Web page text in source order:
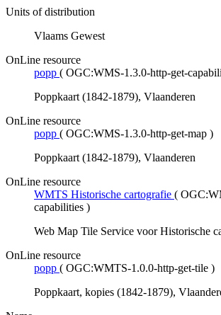
Units of distribution
Vlaams Gewest
OnLine resource
popp ( OGC:WMS-1.3.0-http-get-
Poppkaart (1842-1879), Vlaanderen
OnLine resource
popp ( OGC:WMS-1.3.0-http-get-map )
Poppkaart (1842-1879), Vlaanderen
OnLine resource
WMTS Historische cartografie (
capabilities )
Web Map Tile Service voor Historische
OnLine resource
popp ( OGC:WMTS-1.0.0-http-get-tile )
Poppkaart, kopies (1842-1879),